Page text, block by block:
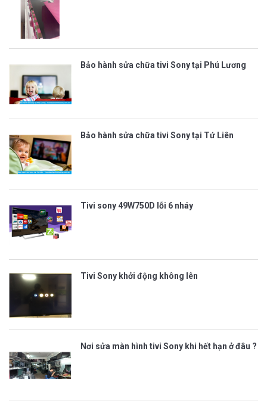
Bảo hành sửa chữa tivi Sony tại Phú Lương
Bảo hành sửa chữa tivi Sony tại Tứ Liên
Tivi sony 49W750D lỗi 6 nháy
Tivi Sony khởi động không lên
Nơi sửa màn hình tivi Sony khi hết hạn ở đâu ?